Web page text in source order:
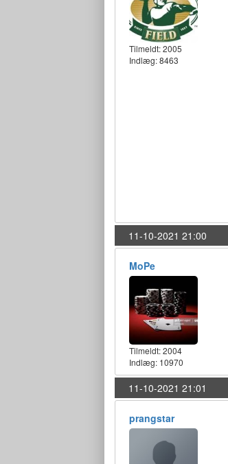
Tilmeldt:2005
Indlæg: 8463
11-10-2021 21:00
MoPe
Tilmeldt:2004
Indlæg: 10970
11-10-2021 21:01
prangstar